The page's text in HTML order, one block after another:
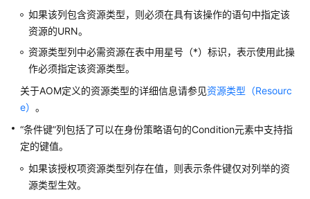
概
如
何
调
API
历
如果该列包含资源类型，则必须在具有该操作的语句中指定该
资源的URN。
资源类型列中必需资源在表中用星号（*）标识，表示使用此操
作必须指定该资源类型。
关于AOM定义的资源类型的详细信息请参见资源类型（Resourc
e） 。
“条件键”列包括了可以在身份策略语句的Condition元素中支持指
定的键值。
如果该授权项资源类型列存在值，则表示条件键仅对列举的资
源类型生效。